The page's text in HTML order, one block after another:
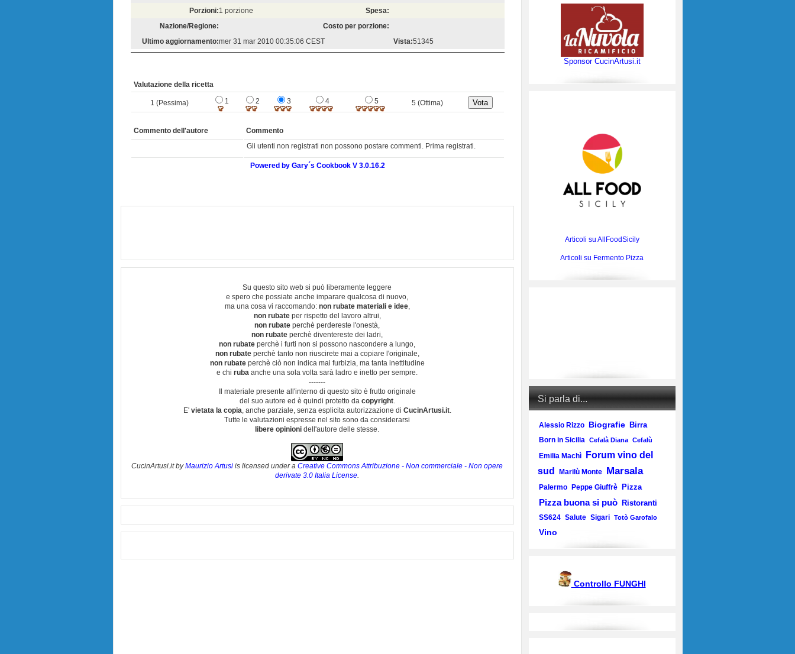
Porzioni:1 porzione
Spesa:
Nazione/Regione:
Costo per porzione:
Ultimo aggiornamento:mer 31 mar 2010 00:35:06 CEST Vista:51345
Valutazione della ricetta
1 (Pessima) 1 2 3 4 5 5 (Ottima)
Commento dell'autore
Commento
Gli utenti non registrati non possono postare commenti. Prima registrati.
Powered by Gary´s Cookbook V 3.0.16.2
Su questo sito web si può liberamente leggere
e spero che possiate anche imparare qualcosa di nuovo,
ma una cosa vi raccomando: non rubate materiali e idee,
non rubateper rispetto del lavoro altrui,
non rubate perchè perdereste l'onestà,
non rubate perchè diventereste dei ladri,
non rubate perchè i furti non si possono nascondere a lungo,
non rubateperchè tanto non riuscirete mai a copiare l'originale,
non rubateperchè ciò non indica mai furbizia, ma tanta inettitudine
e chi ruba anche una sola volta sarà ladro e inetto per sempre.
-------
Il materiale presente all'interno di questo sito è frutto originale
del suo autore ed è quindi protetto da copyright.
E' vietata la copia , anche parziale, senza esplicita autorizzazione di CucinArtusi.it.
Tutte le valutazioni espresse nel sito sono da considerarsi
libere opinioni dell'autore delle stesse.
CucinArtusi.itbyMaurizio Artusi is licensed under a Creative Commons Attribuzione - Non commerciale - Non opere
derivate 3.0 Italia License
Sponsor CucinArtusi.it
Articoli su AllFoodSicily
Articoli su Fermento Pizza
Si parla di...
Alessio Rizzo Biografie Birra
Born in Sicilia Cefalà Diana Cefalù
Emilia Machì
Forum vino del
sud
Marilù Monte Marsala
Palermo Peppe Giuffrè Pizza
Pizza buona si può Ristoranti
SS624 Salute Sigari Totò Garofalo
Vino
Controllo FUNGHI